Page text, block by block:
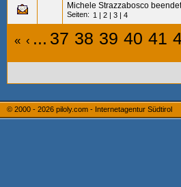
Michele Strazzabosco
Seiten: 1 | 2 | 3 | 4
« ‹ ... 37 38 39 40 41
© 2000 - 2026 piloly.com - Internetagentur Südtirol